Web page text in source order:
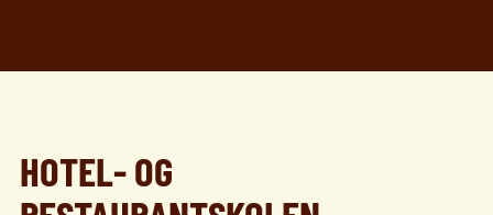
HOTEL- OG